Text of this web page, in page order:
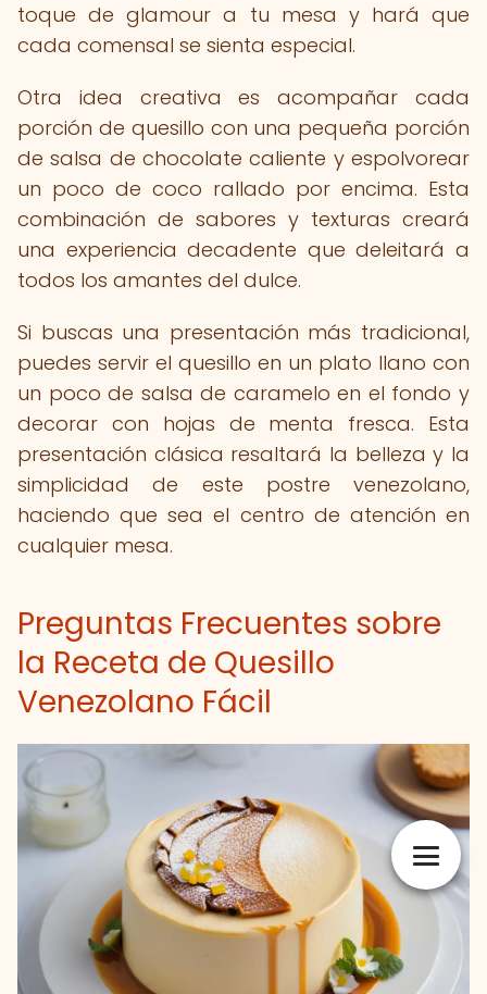
toque de glamour a tu mesa y hará que
cada comensal se sienta especial.
Otra idea creativa es acompañar cada
porción de quesillo con una pequeña porción
de salsa de chocolate caliente y espolvorear
un poco de coco rallado por encima. Esta
combinación de sabores y texturas creará
una experiencia decadente que deleitará a
todos los amantes del dulce.
Si buscas una presentación más tradicional,
puedes servir el quesillo en un plato llano con
un poco de salsa de caramelo en el fondo y
decorar con hojas de menta fresca. Esta
presentación clásica resaltará la belleza y la
simplicidad de este postre venezolano,
haciendo que sea el centro de atención en
cualquier mesa.
Preguntas Frecuentes sobre
la Receta de Quesillo
Venezolano Fácil